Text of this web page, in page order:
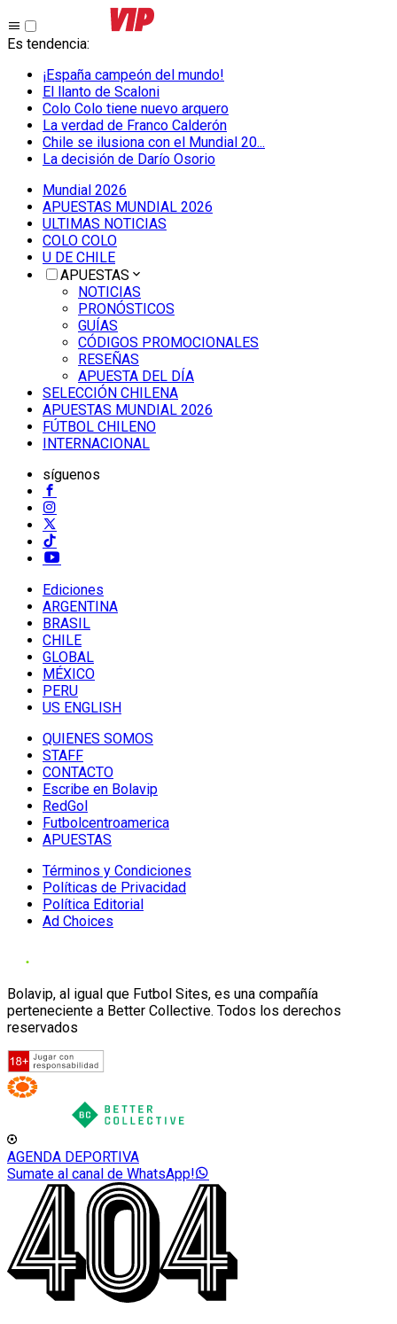
Es tendencia:
¡España campeón del mundo!
El llanto de Scaloni
Colo Colo tiene nuevo arquero
La verdad de Franco Calderón
Chile se ilusiona con el Mundial 20...
La decisión de Darío Osorio
Mundial 2026
APUESTAS MUNDIAL 2026
ULTIMAS NOTICIAS
COLO COLO
U DE CHILE
APUESTAS
NOTICIAS
PRONÓSTICOS
GUÍAS
CÓDIGOS PROMOCIONALES
RESEÑAS
APUESTA DEL DÍA
SELECCIÓN CHILENA
APUESTAS MUNDIAL 2026
FÚTBOL CHILENO
INTERNACIONAL
síguenos
Ediciones
ARGENTINA
BRASIL
CHILE
GLOBAL
MÉXICO
PERU
US ENGLISH
QUIENES SOMOS
STAFF
CONTACTO
Escribe en Bolavip
RedGol
Futbolcentroamerica
APUESTAS
Términos y Condiciones
Políticas de Privacidad
Política Editorial
Ad Choices
Bolavip, al igual que Futbol Sites, es una compañía
perteneciente a Better Collective. Todos los derechos
reservados
AGENDA DEPORTIVA
Sumate al canal de WhatsApp!